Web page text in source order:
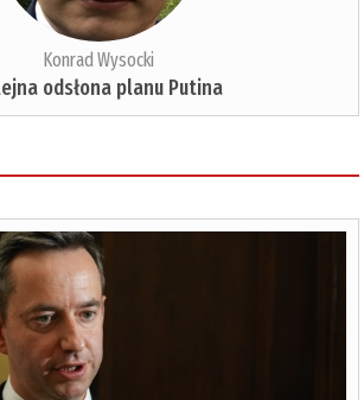
Konrad Wysocki
odsłona planu Putina